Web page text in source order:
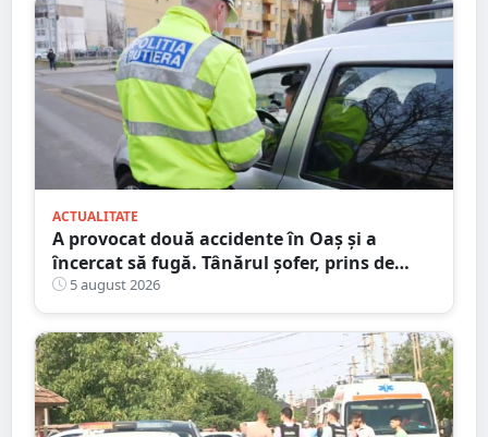
ACTUALITATE
A provocat două accidente în Oaș și a
încercat să fugă. Tânărul șofer, prins de
polițiștii sătmăreni. Încălcări grave ale
Codului Rutier
5 august 2026